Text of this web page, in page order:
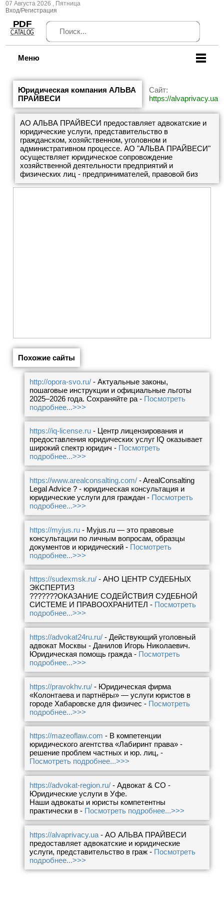
07 Августа 2026 , Пятница
Вход/Регистрация
Меню
Юридическая компания АЛЬВА
ПРАЙВЕСИ
Сайт:
https://alvaprivacy.ua
АО АЛЬВА ПРАЙВЕСИ предоставляет адвокатские и
юридические услуги, представительство в
гражданском, хозяйственном, уголовном и
административном процессе. АО "АЛЬВА ПРАЙВЕСИ"
осуществляет юридическое сопровождение
хозяйственной деятельности предприятий и
физических лиц - предпринимателей, правовой биз
Похожие сайты
http://opora-svo.ru/ - Актуальные законы,
пошаговые инструкции и официальные льготы
2025–2026 года. Сохраняйте ра - Посмотреть
подробнее...>>>
https://iq-license.ru - Центр лицензирования и
предоставления юридических услуг IQ оказывает
широкий спектр юридич - Посмотреть
подробнее...>>>
https://www.arealconsalting.com/ - ArealConsalting
Legal Advice ? - юридическая консультация и
юридические услуги для граждан - Посмотреть
подробнее...>>>
https://myjus.ru - Myjus.ru — это правовые
консультации по личным вопросам, образцы
документов и юридический - Посмотреть
подробнее...>>>
https://sudexmsk.ru/ - АНО ЦЕНТР СУДЕБНЫХ
ЭКСПЕРТИЗ
???????ОКАЗАНИЕ СОДЕЙСТВИЯ СУДЕБНОЙ
СИСТЕМЕ И ПРАВООХРАНИТЕЛ - Посмотреть
подробнее...>>>
https://advokat24ru.ru/ - Действующий уголовный
адвокат Москвы - Данилов Игорь Николаевич.
Юридическая помощь гражда - Посмотреть
подробнее...>>>
https://pravokhv.ru/ - Юридическая фирма
«Колонтаева и партнёры» — услуги юристов в
городе Хабаровске для физичес - Посмотреть
подробнее...>>>
https://mazeoflaw.com - В компетенции
юридического агентства «Лабиринт права» -
решение проблем частных и юр. лиц, -
Посмотреть подробнее...>>>
https://advokat-region.ru/ - Адвокат & CО -
Юридические услуги в Уфе.
Наши адвокаты и юристы компетентны
практически в - Посмотреть подробнее...>>>
https://alvaprivacy.ua - АО АЛЬВА ПРАЙВЕСИ
предоставляет адвокатские и юридические
услуги, представительство в граж - Посмотреть
подробнее...>>>